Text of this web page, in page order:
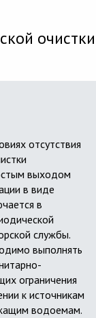
очистки
отсутствия
выходом
в виде
в
службы.
выполнять
ограничения
к источникам
водоемам.